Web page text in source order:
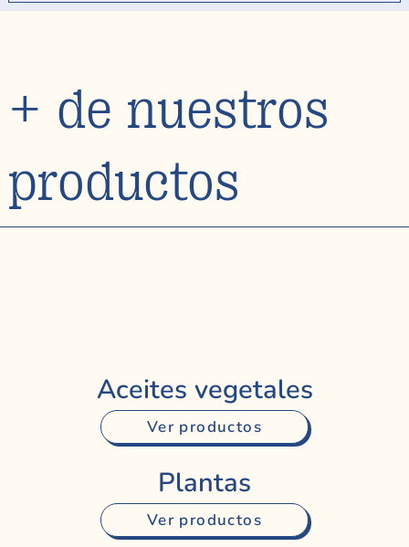
+ de nuestros
productos
Aceites vegetales
Ver productos
Plantas
Ver productos